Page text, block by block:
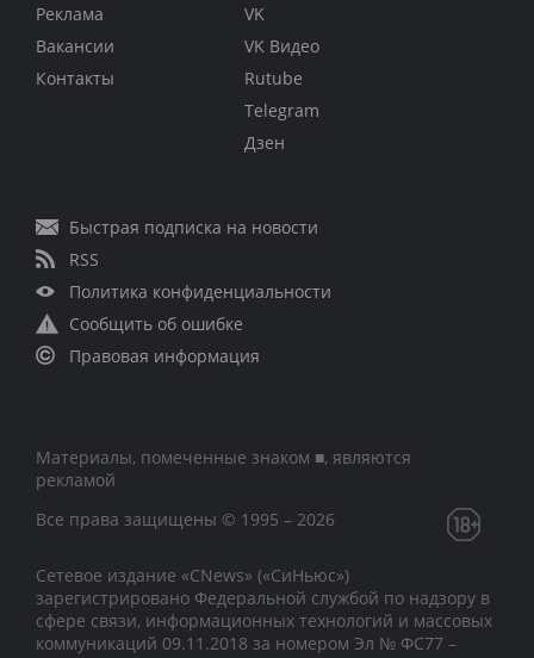
Реклама
Вакансии
Контакты
VK
VK Видео
Rutube
Telegram
Дзен
Быстрая подписка на новости
RSS
Политика конфиденциальности
Сообщить об ошибке
Правовая информация
Материалы, помеченные знаком ■, являются
рекламой
Все права защищены © 1995 – 2026
Сетевое издание «CNews» («СиНьюс»)
зарегистрировано Федеральной службой по надзору в
сфере связи, информационных технологий и массовых
коммуникаций 09.11.2018 за номером Эл № ФС77 –